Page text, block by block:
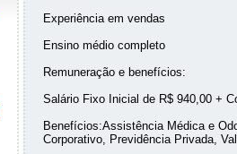
Experiência em vendas
Ensino médio completo
Remuneração e benefícios:
Salário Fixo Inicial de R$ 940,00 +
Benefícios:Assistência Médica e
Corporativo, Previdência Privada,